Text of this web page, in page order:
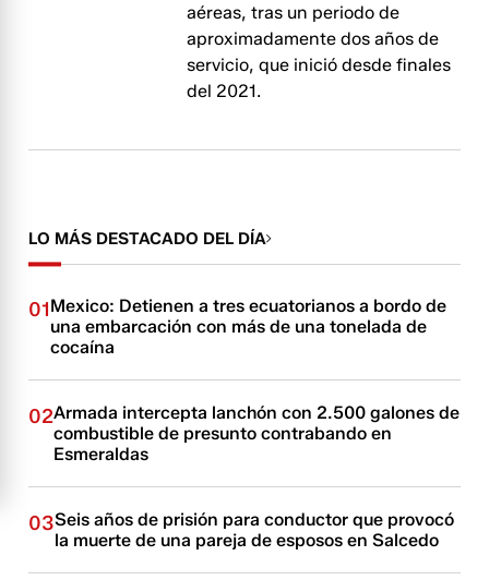
aéreas, tras un periodo de
aproximadamente dos años de
servicio, que inició desde finales
del 2021.
LO MÁS DESTACADO DEL DÍA
01Mexico: Detienen a tres ecuatorianos a bordo de
una embarcación con más de una tonelada de
cocaína
02Armada intercepta lanchón con 2.500 galones de
combustible de presunto contrabando en
Esmeraldas
03Seis años de prisión para conductor que provocó
la muerte de una pareja de esposos en Salcedo